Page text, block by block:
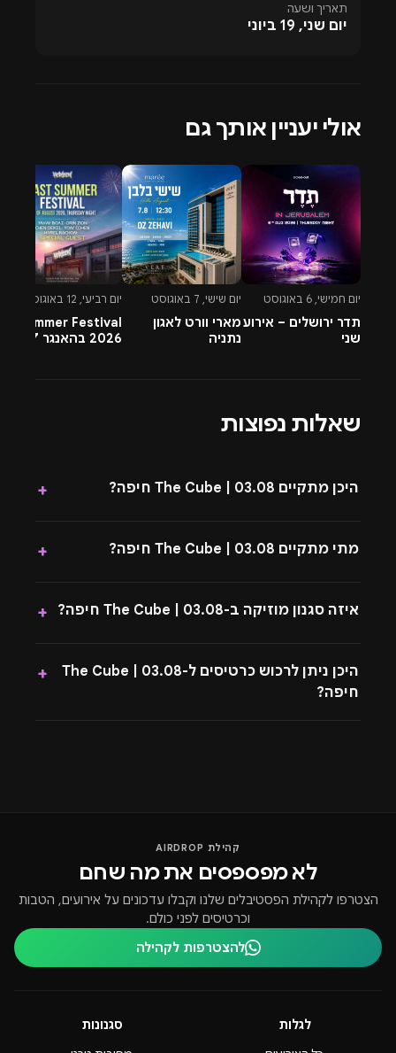
תאריך ושעה
יום שני, 19 ביוני
אולי יעניין אותך גם
יום חמישי, 6 באוגוסט
תדר ירושלים – אירוע
שני
יום שישי, 7 באוגוסט
מארי וורט לאגון
נתניה
יום רביעי, 12 באוגוסט
Summer Festival
שאלות נפוצות
היכן מתקיים 03.08 | The Cube חיפה? +
מתי מתקיים 03.08 | The Cube חיפה? +
איזה סגנון מוזיקה ב-03.08 | The Cube חיפה? +
היכן ניתן לרכוש כרטיסים ל-03.08 | The Cube
חיפה?
+
קהילת AIRDROP
לא מפספסים את מה שחם
הצטרפו לקהילת הפסטיבלים שלנו וקבלו עדכונים על אירועים, הטבות
וכרטיסים לפני כולם.
להצטרפות לקהילה
לגלות סגנונות